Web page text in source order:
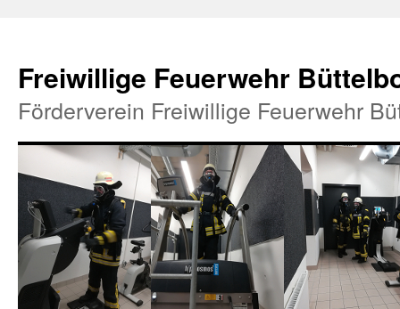
Freiwillige Feuerwehr
Förderverein Freiwillige Feuerwehr